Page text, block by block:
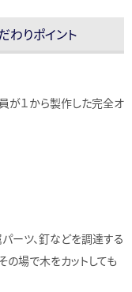
わりポイント
が１から製作した完全オ
ーツ、釘などを調達する
の場で木をカットしても